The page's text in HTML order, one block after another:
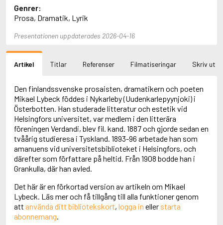
Adbåge, Emma
Adbåge, Lisen
Adichie, Chimamanda Ngozi
Adler-Olsen, Jussi
Adlerbeth, Gudmund Jöran
Adolfsson, Eva
Adolfsson, Evert
Adolfsson, Gunnar
Adolfsson, Josefine
Adolfsson, Maria
Adolphsen, Peter
Genrer:
Prosa, Dramatik, Lyrik
Presentationen uppdaterades 2026-04-16
Artikel Titlar Referenser Filmatiseringar Skriv ut
Den finlandssvenske prosaisten, dramatikern och poeten
Mikael Lybeck föddes i Nykarleby (Uudenkarlepyynjoki) i
Österbotten. Han studerade litteratur och estetik vid
Helsingfors universitet, var medlem i den litterära
föreningen Verdandi, blev fil. kand. 1887 och gjorde sedan en
tvåårig studieresa i Tyskland. 1893-96 arbetade han som
amanuens vid universitetsbiblioteket i Helsingfors, och
därefter som författare på heltid. Från 1908 bodde han i
Grankulla, där han avled.
Det här är en förkortad version av artikeln om Mikael
Lybeck. Läs mer och få tillgång till alla funktioner genom
att använda ditt bibliotekskort, logga in eller starta
abonnemang